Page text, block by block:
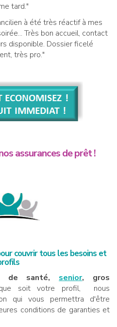
tard."
à été très réactif à mes
Très bon accueil, contact
disponible. Dossier ficelé
très pro."
assurances de prêt !
couvrir tous les besoins et
de santé, senior, gros
soit votre profil, nous
qui vous permettra d'être
conditions de garanties et